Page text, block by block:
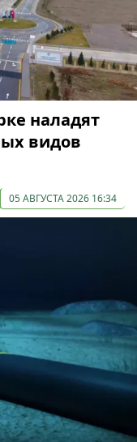
наладят
видов
05 АВГУСТА 2026 16:34